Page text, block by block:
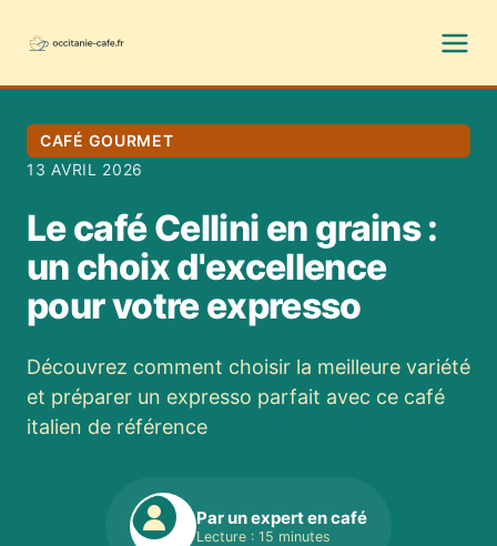
CAFÉ GOURMET
13 AVRIL 2026
Le café Cellini en grains :
un choix d'excellence
pour votre expresso
Découvrez comment choisir la meilleure variété
et préparer un expresso parfait avec ce café
italien de référence
Par un expert en café
Lecture : 15 minutes